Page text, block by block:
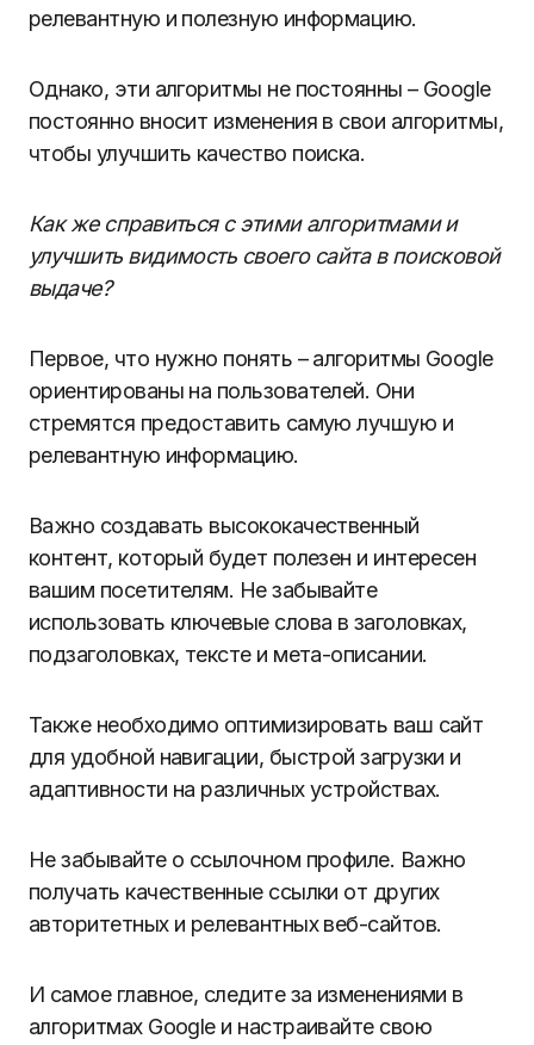
релевантную и полезную информацию.
Однако, эти алгоритмы не постоянны – Google
постоянно вносит изменения в свои алгоритмы,
чтобы улучшить качество поиска.
Как же справиться с этими алгоритмами и
улучшить видимость своего сайта в поисковой
выдаче?
Первое, что нужно понять – алгоритмы Google
ориентированы на пользователей. Они
стремятся предоставить самую лучшую и
релевантную информацию.
Важно создавать высококачественный
контент, который будет полезен и интересен
вашим посетителям. Не забывайте
использовать ключевые слова в заголовках,
подзаголовках, тексте и мета-описании.
Также необходимо оптимизировать ваш сайт
для удобной навигации, быстрой загрузки и
адаптивности на различных устройствах.
Не забывайте о ссылочном профиле. Важно
получать качественные ссылки от других
авторитетных и релевантных веб-сайтов.
И самое главное, следите за изменениями в
алгоритмах Google и настраивайте свою